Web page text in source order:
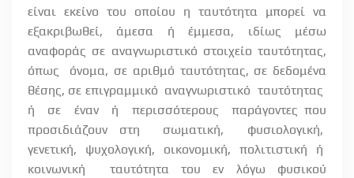
είναι εκείνο του οποίου η ταυτότητα μπορεί να
εξακριβωθεί, άμεσα ή έμμεσα, ιδίως μέσω
αναφοράς σε αναγνωριστικό στοιχείο ταυτότητας,
όπως
όνομα, σε αριθμό ταυτότητας, σε δεδομένα
θέσης, σε επιγραμμικό αναγνωριστικό ταυτότητας
ή
σε έναν ή περισσότερους
παράγοντες που
προσιδιάζουν στη
σωματική,
φυσιολογική,
γενετική,
ψυχολογική, οικονομική, πολιτιστική
ή
κοινωνική
ταυτότητα του εν λόγω φυσικού